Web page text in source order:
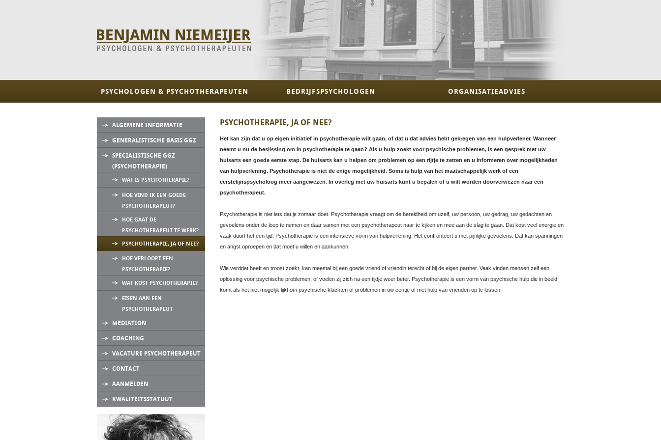
PSYCHOLOGEN & PSYCHOTHERAPEUTEN BEDRIJFSPSYCHOLOGEN ORGANISATIEADVIES
ALGEMENE INFORMATIE
GENERALISTISCHE BASIS GGZ
SPECIALISTISCHE GGZ
(PSYCHOTHERAPIE)
WAT IS PSYCHOTHERAPIE?
HOE VIND IK EEN GOEDE
PSYCHOTHERAPEUT?
HOE GAAT DE
PSYCHOTHERAPEUT TE WERK?
PSYCHOTHERAPIE, JA OF NEE?
HOE VERLOOPT EEN
PSYCHOTHERAPIE?
WAT KOST PSYCHOTHERAPIE?
EISEN AAN EEN
PSYCHOTHERAPEUT
MEDIATION
COACHING
VACATURE PSYCHOTHERAPEUT
CONTACT
AANMELDEN
KWALITEITSSTATUUT
PSYCHOTHERAPIE, JA OF NEE?
Het kan zijn dat u op eigen initiatief in psychotherapie wilt gaan, of dat u dat advies hebt gekregen van een hulpverlener. Wanneer
neemt u nu de beslissing om in psychotherapie te gaan? Als u hulp zoekt voor psychische problemen, is een gesprek met uw
huisarts een goede eerste stap. De huisarts kan u helpen om problemen op een rijtje te zetten en u informeren over mogelijkheden
van hulpverlening. Psychotherapie is niet de enige mogelijkheid. Soms is hulp van het maatschappelijk werk of een
eerstelijnspsycholoog meer aangewezen. In overleg met uw huisarts kunt u bepalen of u wilt worden doorverwezen naar een
psychotherapeut.
Psychotherapie is niet iets dat je zomaar doet. Psychotherapie vraagt om de bereidheid om uzelf, uw persoon, uw gedrag, uw gedachten en
gevoelens onder de loep te nemen en daar samen met een psychotherapeut naar te kijken en mee aan de slag te gaan. Dat kost veel energie en
vaak duurt het een tijd. Psychotherapie is een intensieve vorm van hulpverlening. Het confronteert u met pijnlijke gevoelens. Dat kan spanningen
en angst oproepen en dat moet u willen en aankunnen.
Wie verdriet heeft en troost zoekt, kan meestal bij een goede vriend of vriendin terecht of bij de eigen partner. Vaak vinden mensen zelf een
oplossing voor psychische problemen, of voelen zij zich na een tijdje weer beter. Psychotherapie is een vorm van psychische hulp die in beeld
komt als het niet mogelijk lijkt om psychische klachten of problemen in uw eentje of met hulp van vrienden op te lossen.